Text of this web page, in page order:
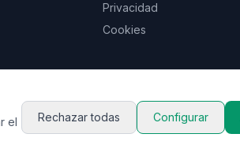
Privacidad
Cookies
el
Rechazar todas Configurar